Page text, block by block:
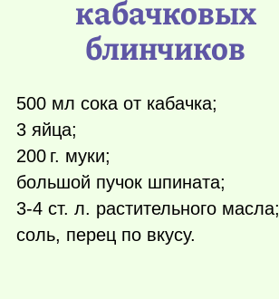
кабачковых
блинчиков
500 мл сока от кабачка;
3 яйца;
200 г. муки;
большой пучок шпината;
3-4 ст. л. растительного масла;
соль, перец по вкусу.